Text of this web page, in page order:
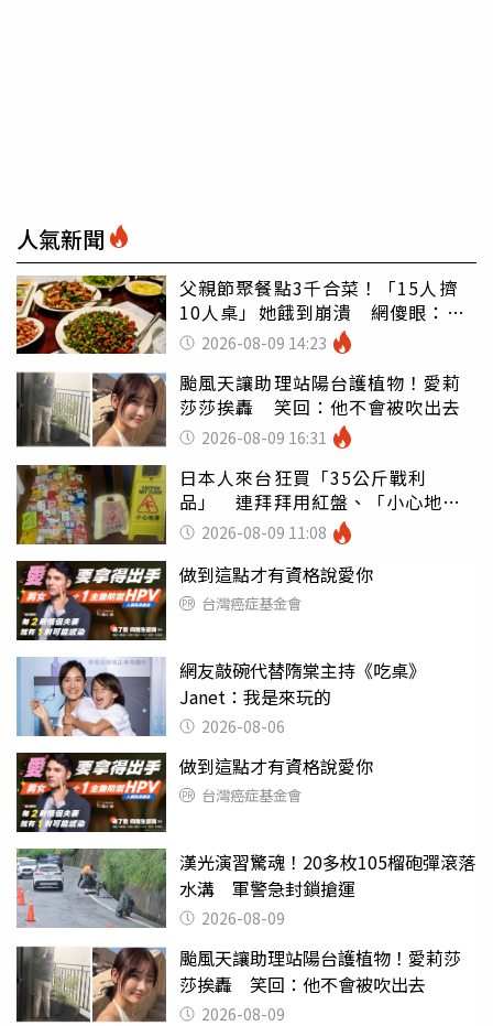
人氣新聞
父親節聚餐點3千合菜！「15人擠
10人桌」她餓到崩潰 網傻眼：讓
店家看笑話
2026-08-09 14:23
颱風天讓助理站陽台護植物！愛莉
莎莎挨轟 笑回：他不會被吹出去
2026-08-09 16:31
日本人來台狂買「35公斤戰利
品」 連拜拜用紅盤、「小心地
滑」告示牌也帶回家
2026-08-09 11:08
做到這點才有資格說愛你
台灣癌症基金會
網友敲碗代替隋棠主持《吃桌》
Janet：我是來玩的
2026-08-06
做到這點才有資格說愛你
台灣癌症基金會
漢光演習驚魂！20多枚105榴砲彈滾落
水溝 軍警急封鎖搶運
2026-08-09
颱風天讓助理站陽台護植物！愛莉莎
莎挨轟 笑回：他不會被吹出去
2026-08-09